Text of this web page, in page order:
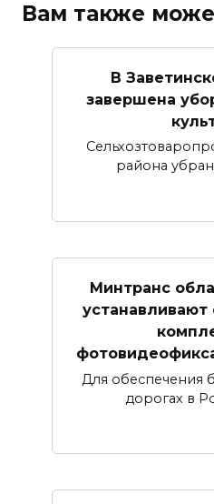
Вам также
В
завершена
района
Минтранс
Для обеспечения
дорогах в